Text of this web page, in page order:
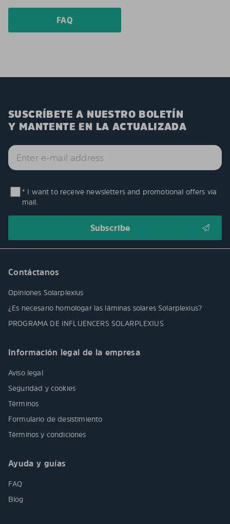
FAQ
SUSCRÍBETE A NUESTRO BOLETÍN
Y MANTENTE EN LA ACTUALIZADA
* I want to receive newsletters and promotional offers via
mail.
Contáctanos
Opiniones Solarplexius
¿Es necesario homologar las láminas solares Solarplexius?
PROGRAMA DE INFLUENCERS SOLARPLEXIUS
Información legal de la empresa
Aviso legal
Seguridad y cookies
Términos
Formulario de desistimiento
Términos y condiciones
Ayuda y guías
FAQ
Blog